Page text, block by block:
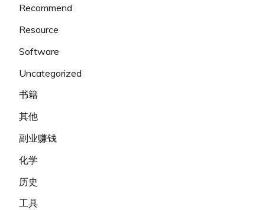
Recommend
Resource
Software
Uncategorized
书籍
其他
副业赚钱
化学
历史
工具